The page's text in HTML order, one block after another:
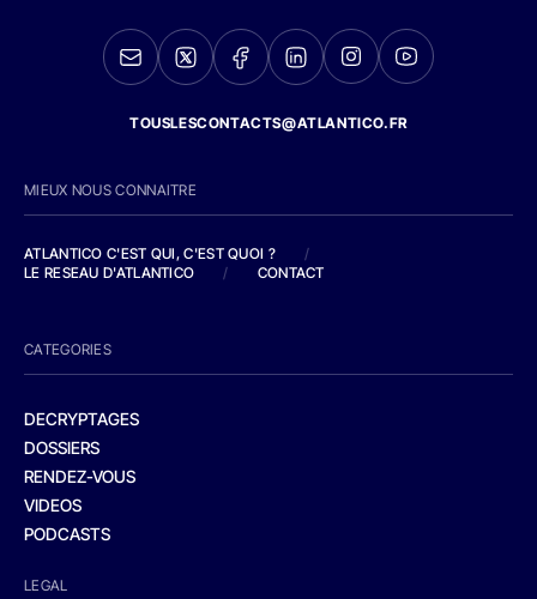
TOUSLESCONTACTS@ATLANTICO.FR
MIEUX NOUS CONNAITRE
ATLANTICO C'EST QUI, C'EST QUOI ?
/
LE RESEAU D'ATLANTICO
/ CONTACT
CATEGORIES
DECRYPTAGES
DOSSIERS
RENDEZ-VOUS
VIDEOS
PODCASTS
LEGAL